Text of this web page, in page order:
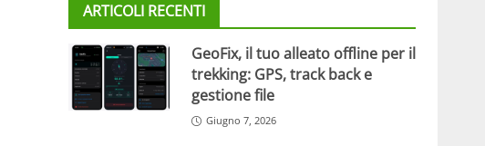
ARTICOLI RECENTI
GeoFix, il tuo alleato offline per il
trekking: GPS, track back e
gestione file
Giugno 7, 2026